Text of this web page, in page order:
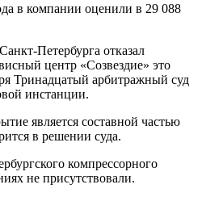
в компании оценили в 29 088
Петербурга отказал
центр «Созвездие» это
Тринадцатый арбитражный суд
инстанции.
является составной частью
в решении суда.
компрессорного
не присутствовали.